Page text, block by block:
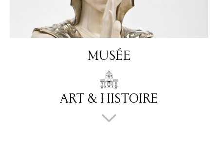
MUSÉE
ART & HISTOIRE